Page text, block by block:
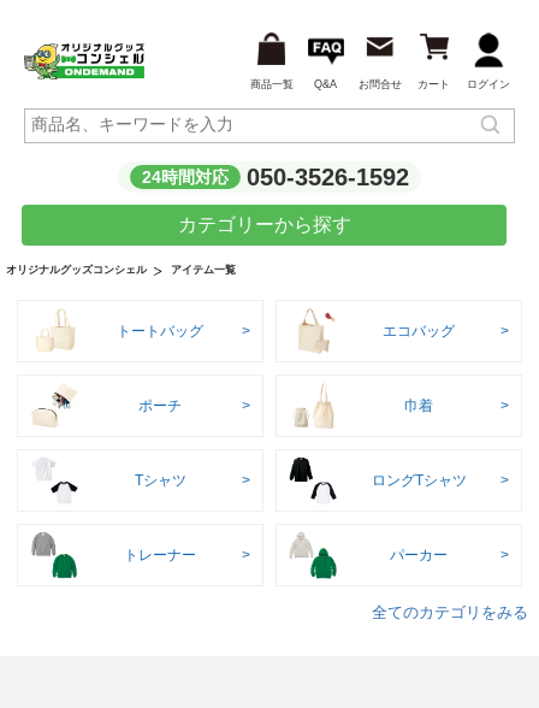
商品一覧 Q&A お問合せ カート ログイン
24時間対応 050-3526-1592
カテゴリーから探す
オリジナルグッズコンシェル アイテム一覧
トートバッグ エコバッグ
ポーチ 巾着
Tシャツ ロングTシャツ
トレーナー パーカー
全てのカテゴリをみる